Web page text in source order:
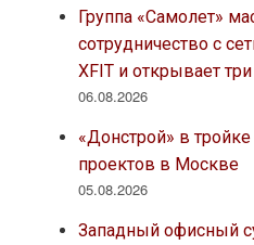
Группа «Самолет»
сотрудничество с
XFIT и открывает
06.08.2026
«Донстрой» в
проектов в Москве
05.08.2026
Западный офисный